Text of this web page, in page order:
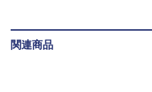
関連商品